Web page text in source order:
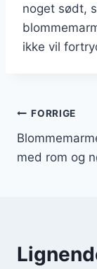
noget sødt,
ikke vil
FORRIGE
med rom og